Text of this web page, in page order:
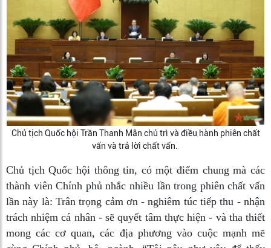
Chủ tịch Quốc hội Trần Thanh Mẫn chủ trì và điều hành phiên chất
vấn và trả lời chất vấn.
Chủ tịch Quốc hội thông tin, có một điểm chung mà các
thành viên Chính phủ nhắc nhiều lần trong phiên chất vấn
lần này là: Trân trọng cảm ơn - nghiêm túc tiếp thu - nhận
trách nhiệm cá nhân - sẽ quyết tâm thực hiện - và tha thiết
mong các cơ quan, các địa phương vào cuộc mạnh mẽ